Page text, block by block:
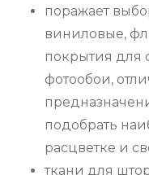
поражает
виниловые,
покрытия для
фотообои,
подобрать
расцветке и
ткани для